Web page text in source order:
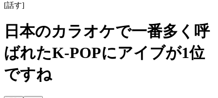
[話す]
日本のカラオケで一番多く呼
ばれたK-POPにアイブが1位
ですね